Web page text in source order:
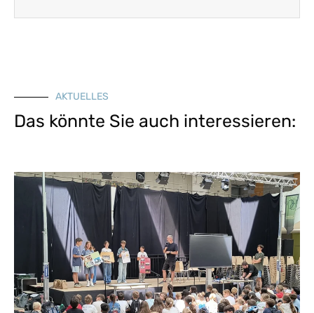
AKTUELLES
Das könnte Sie auch interessieren: